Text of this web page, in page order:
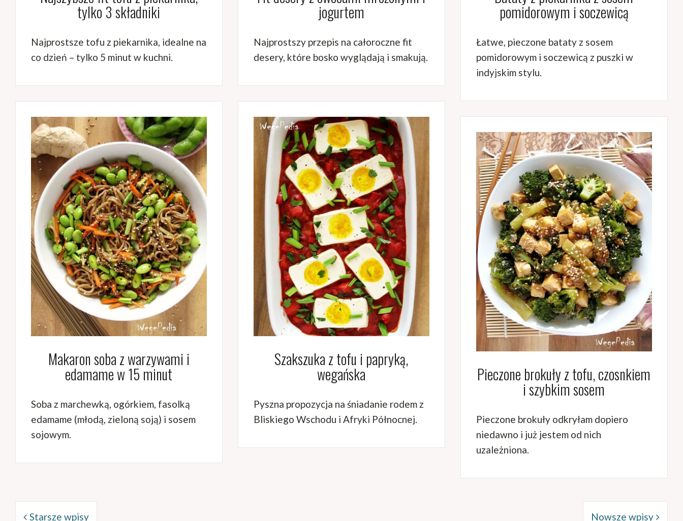
tylko 3 składniki
Najprostsze tofu z piekarnika, idealne na
co dzień – tylko 5 minut w kuchni.
jogurtem
Najprostszy przepis na całoroczne fit
desery, które bosko wyglądają i smakują.
pomidorowym i soczewicą
Łatwe, pieczone bataty z sosem
pomidorowym i soczewicą z puszki w
indyjskim stylu.
Makaron soba z warzywami i
edamame w 15 minut
Soba z marchewką, ogórkiem, fasolką
edamame (młodą, zieloną soją) i sosem
sojowym.
Szakszuka z tofu i papryką,
wegańska
Pyszna propozycja na śniadanie rodem z
Bliskiego Wschodu i Afryki Północnej.
Pieczone brokuły z tofu, czosnkiem
i szybkim sosem
Pieczone brokuły odkryłam dopiero
niedawno i już jestem od nich
uzależniona.
Starsze wpisy Nowsze wpisy